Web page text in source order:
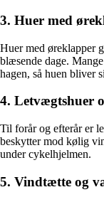
3. Huer med
Huer med øreklapper
blæsende dage.
hagen, så huen bliver
4. Letvægtshuer
Til forår og efterår er
beskytter mod kølig
under cykelhjelmen.
5. Vindtætte og